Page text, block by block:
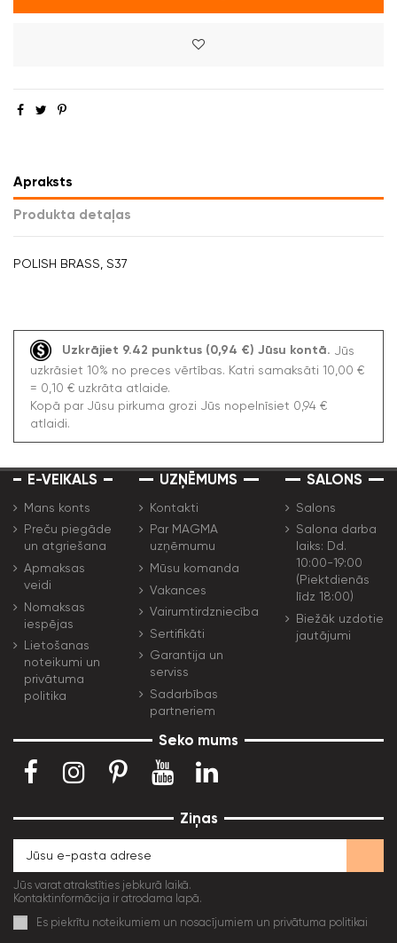
Apraksts
Produkta detaļas
POLISH BRASS, S37
Uzkrājiet 9.42 punktus (0,94 €) Jūsu kontā. Jūs
uzkrāsiet 10% no preces vērtības. Katri samaksāti 10,00 €
= 0,10 € uzkrāta atlaide.
Kopā par Jūsu pirkuma grozi Jūs nopelnīsiet 0,94 €
atlaidi.
E-VEIKALS
Mans konts
Preču piegāde
un atgriešana
Apmaksas
veidi
Nomaksas
iespējas
Lietošanas
noteikumi un
privātuma
politika
UZŅĒMUMS
Kontakti
Par MAGMA
uzņēmumu
Mūsu komanda
Vakances
Vairumtirdzniecība
Sertifikāti
Garantija un
serviss
Sadarbības
partneriem
SALONS
Salons
Salona darba
laiks: Dd.
10:00-19:00
(Piektdienās
līdz 18:00)
Biežāk uzdotie
jautājumi
Seko mums
Ziņas
Jūs varat atrakstīties jebkurā laikā.
Kontaktinformācija ir atrodama lapā.
Es piekrītu noteikumiem un nosacījumiem un privātuma politikai